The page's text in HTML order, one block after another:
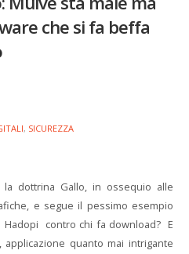
che si fa beffa
, SICUREZZA
la dottrina Gallo, in ossequio alle
e segue il pessimo esempio
Hadopi contro chi fa download? E
quanto mai intrigante